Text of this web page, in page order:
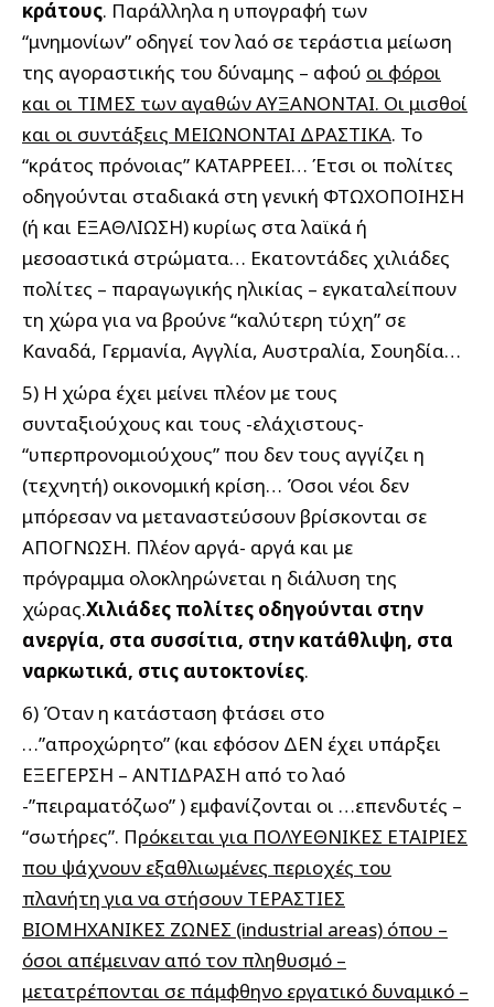
κράτους. Παράλληλα η υπογραφή των
“μνημονίων” οδηγεί τον λαό σε τεράστια μείωση
της αγοραστικής του δύναμης – αφού οι φόροι
και οι ΤΙΜΕΣ των αγαθών ΑΥΞΑΝΟΝΤΑΙ. Οι μισθοί
και οι συντάξεις ΜΕΙΩΝΟΝΤΑΙ ΔΡΑΣΤΙΚΑ. Το
“κράτος πρόνοιας” ΚΑΤΑΡΡΕΕΙ… Έτσι οι πολίτες
οδηγούνται σταδιακά στη γενική ΦΤΩΧΟΠΟΙΗΣΗ
(ή και ΕΞΑΘΛΙΩΣΗ) κυρίως στα λαϊκά ή
μεσοαστικά στρώματα… Εκατοντάδες χιλιάδες
πολίτες – παραγωγικής ηλικίας – εγκαταλείπουν
τη χώρα για να βρούνε “καλύτερη τύχη” σε
Καναδά, Γερμανία, Αγγλία, Αυστραλία, Σουηδία…
5) Η χώρα έχει μείνει πλέον με τους
συνταξιούχους και τους -ελάχιστους-
“υπερπρονομιούχους” που δεν τους αγγίζει η
(τεχνητή) οικονομική κρίση… Όσοι νέοι δεν
μπόρεσαν να μεταναστεύσουν βρίσκονται σε
ΑΠΟΓΝΩΣΗ. Πλέον αργά- αργά και με
πρόγραμμα ολοκληρώνεται η διάλυση της
χώρας.Χιλιάδες πολίτες οδηγούνται στην
ανεργία, στα συσσίτια, στην κατάθλιψη, στα
ναρκωτικά, στις αυτοκτονίες.
6) Όταν η κατάσταση φτάσει στο
…”απροχώρητο” (και εφόσον ΔΕΝ έχει υπάρξει
ΕΞΕΓΕΡΣΗ – ΑΝΤΙΔΡΑΣΗ από το λαό
-”πειραματόζωο” ) εμφανίζονται οι …επενδυτές –
“σωτήρες”. Πρόκειται για ΠΟΛΥΕΘΝΙΚΕΣ ΕΤΑΙΡΙΕΣ
που ψάχνουν εξαθλιωμένες περιοχές του
πλανήτη για να στήσουν ΤΕΡΑΣΤΙΕΣ
ΒΙΟΜΗΧΑΝΙΚΕΣ ΖΩΝΕΣ (industrial areas) όπου –
όσοι απέμειναν από τον πληθυσμό –
μετατρέπονται σε πάμφθηνο εργατικό δυναμικό –